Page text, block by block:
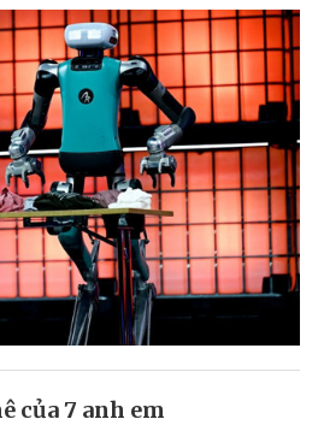
của 7 anh em